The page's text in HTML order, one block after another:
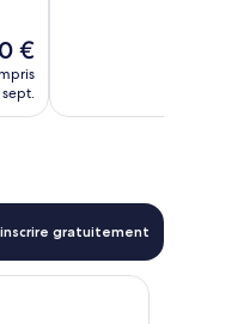
€
gratuitement